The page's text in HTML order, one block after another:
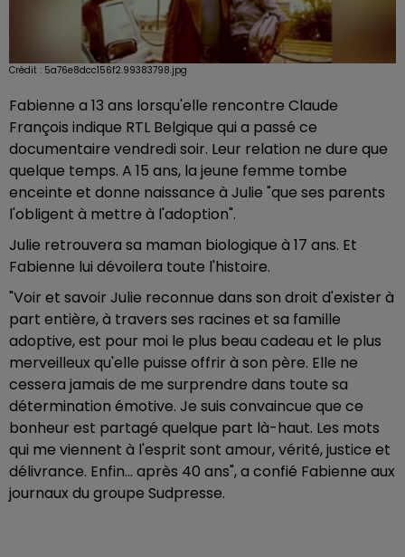
Crédit : 5a76e8dcc156f2.99383798.jpg
Fabienne a 13 ans lorsqu'elle rencontre Claude
François indique RTL Belgique qui a passé ce
documentaire vendredi soir. Leur relation ne dure que
quelque temps. A 15 ans, la jeune femme tombe
enceinte et donne naissance à Julie "que ses parents
l'obligent à mettre à l'adoption".
Julie retrouvera sa maman biologique à 17 ans. Et
Fabienne lui dévoilera toute l'histoire.
"Voir et savoir Julie reconnue dans son droit d'exister à
part entière, à travers ses racines et sa famille
adoptive, est pour moi le plus beau cadeau et le plus
merveilleux qu'elle puisse offrir à son père. Elle ne
cessera jamais de me surprendre dans toute sa
détermination émotive. Je suis convaincue que ce
bonheur est partagé quelque part là-haut. Les mots
qui me viennent à l'esprit sont amour, vérité, justice et
délivrance. Enfin... après 40 ans", a confié Fabienne aux
journaux du groupe Sudpresse.